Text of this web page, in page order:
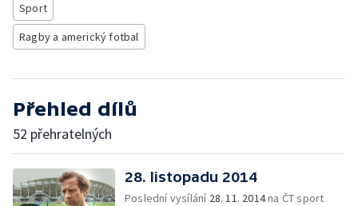
Sport
Ragby a americký fotbal
Přehled dílů
52 přehratelných
28. listopadu 2014
Poslední vysílání 28. 11. 2014na ČT sport